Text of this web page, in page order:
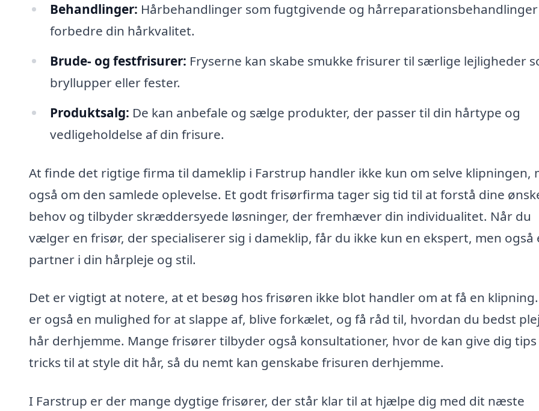
Behandlinger: Hårbehandlinger som fugtgivende og
forbedre din hårkvalitet.
Brude- og festfrisurer: Fryserne kan skabe smukke frisurer til særlige lejligheder
bryllupper eller fester.
Produktsalg: De kan anbefale og sælge produkter, der passer til din hårtype og
vedligeholdelse af din frisure.
At finde det rigtige firma til dameklip i Farstrup handler ikke kun om selve klipningen,
også om den samlede oplevelse. Et godt frisørfirma tager sig tid til at forstå dine
behov og tilbyder skræddersyede løsninger, der fremhæver din individualitet. Når du
vælger en frisør, der specialiserer sig i dameklip, får du ikke kun en ekspert, men også
partner i din hårpleje og stil.
Det er vigtigt at notere, at et besøg hos frisøren ikke blot handler om at få en
er også en mulighed for at slappe af, blive forkælet, og få råd til, hvordan du bedst
hår derhjemme. Mange frisører tilbyder også konsultationer, hvor de kan give dig tips
tricks til at style dit hår, så du nemt kan genskabe frisuren derhjemme.
I Farstrup er der mange dygtige frisører, der står klar til at hjælpe dig med dit næste